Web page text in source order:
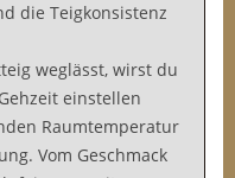
die Teigkonsistenz
weglässt, wirst du
einstellen
Raumtemperatur
Vom Geschmack